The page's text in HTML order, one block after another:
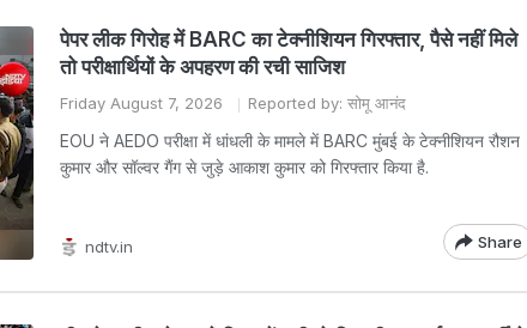
पेपर लीक गिरोह में BARC का टेक्नीशियन गिरफ्तार, पैसे नहीं मिले
तो परीक्षार्थियों के अपहरण की रची साजिश
Friday August 7, 2026 Reported by: सोमू आनंद
EOU ने AEDO परीक्षा में धांधली के मामले में BARC मुंबई के टेक्नीशियन रौशन
कुमार और सॉल्वर गैंग से जुड़े आकाश कुमार को गिरफ्तार किया है.
ndtv.in Share